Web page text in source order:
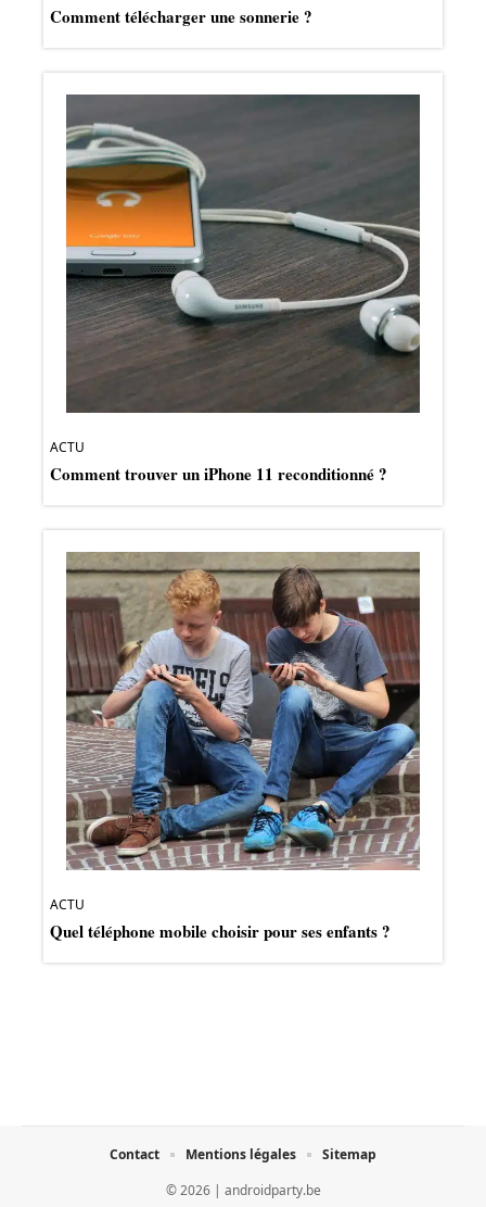
Comment télécharger une sonnerie ?
ACTU
Comment trouver un iPhone 11 reconditionné ?
ACTU
Quel téléphone mobile choisir pour ses enfants ?
© 2026 | androidparty.be
Contact Mentions légales Sitemap